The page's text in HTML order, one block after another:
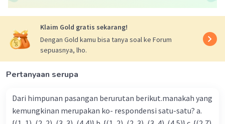
Klaim Gold gratis sekarang!
Dengan Gold kamu bisa tanya soal ke Forum
sepuasnya, lho.
Pertanyaan serupa
Dari himpunan pasangan berurutan berikut.manakah yang
kemungkinan merupakan ko- respondensi satu-satu? a.